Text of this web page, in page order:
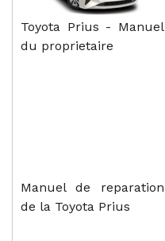
Toyota Prius - Manuel
du proprietaire
Manuel de reparation
de la Toyota Prius